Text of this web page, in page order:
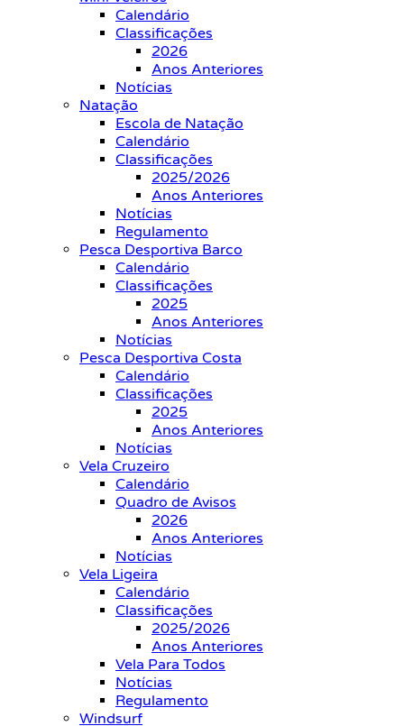
Calendário
Classificações
2026
Anos Anteriores
Notícias
Natação
Escola de Natação
Calendário
Classificações
2025/2026
Anos Anteriores
Notícias
Regulamento
Pesca Desportiva Barco
Calendário
Classificações
2025
Anos Anteriores
Notícias
Pesca Desportiva Costa
Calendário
Classificações
2025
Anos Anteriores
Notícias
Vela Cruzeiro
Calendário
Quadro de Avisos
2026
Anos Anteriores
Notícias
Vela Ligeira
Calendário
Classificações
2025/2026
Anos Anteriores
Vela Para Todos
Notícias
Regulamento
Windsurf